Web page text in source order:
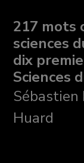
217 mots
sciences
dix
Sciences
Sébastien
Huard